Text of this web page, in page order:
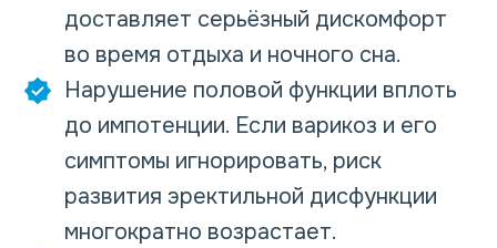
доставляет серьёзный дискомфорт
во время отдыха и ночного сна.
Нарушение половой функции вплоть
до импотенции. Если варикоз и его
симптомы игнорировать, риск
развития эректильной дисфункции
многократно возрастает.